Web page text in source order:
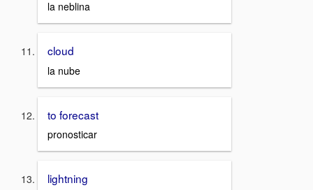
la neblina
cloud
la nube
to forecast
pronosticar
lightning